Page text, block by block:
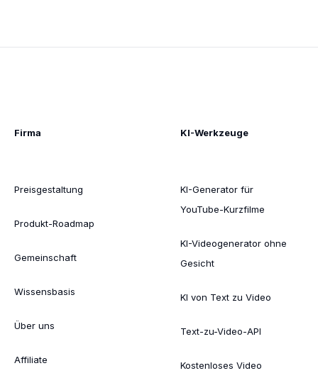
Firma
Preisgestaltung
Produkt-Roadmap
Gemeinschaft
Wissensbasis
Über uns
Affiliate
KI-Werkzeuge
KI-Generator für
YouTube-Kurzfilme
KI-Videogenerator ohne
Gesicht
KI von Text zu Video
Text-zu-Video-API
Kostenloses Video